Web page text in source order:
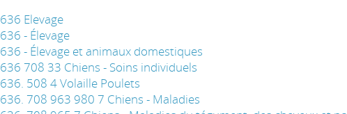
636 Elevage
636 - Élevage
636 - Élevage et animaux domestiques
636 708 33 Chiens - Soins individuels
636. 508 4 Volaille Poulets
636. 708 963 980 7 Chiens - Maladies